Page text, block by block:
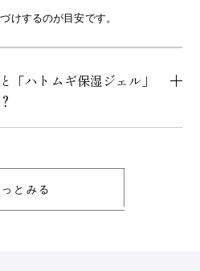
けするのが目安です。
「ハトムギ保湿ジェル」
っとみる